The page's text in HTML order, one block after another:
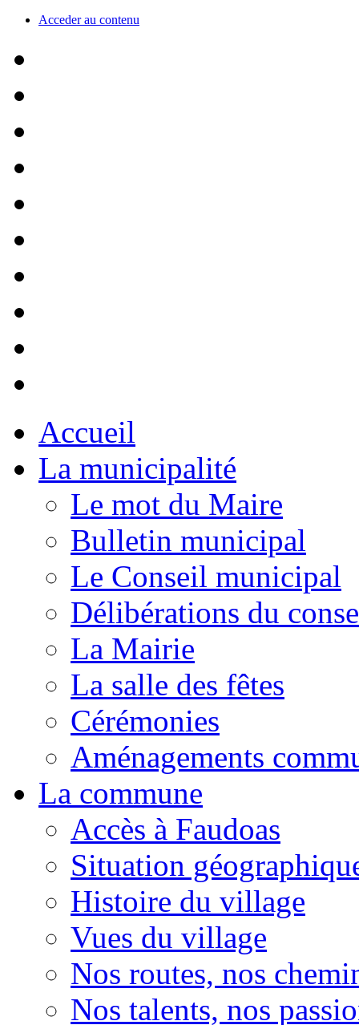
Acceder au contenu
Accueil
La municipalité
Le mot du Maire
Bulletin municipal
Le Conseil municipal
Délibérations du
La Mairie
La salle des fêtes
Cérémonies
Aménagements
La commune
Accès à Faudoas
Situation
Histoire du village
Vues du village
Nos routes, nos
Nos talents, nos